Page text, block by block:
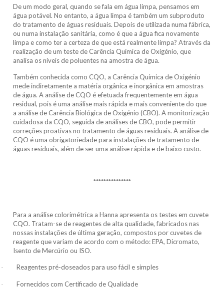
De um modo geral, quando se fala em água limpa, pensamos em
água potável. No entanto, a água limpa é também um subproduto
do tratamento de águas residuais. Depois de utilizada numa fábrica,
ou numa instalação sanitária, como é que a água fica novamente
limpa e como ter a certeza de que está realmente limpa? Através da
realização de um teste de Carência Química de Oxigénio, que
analisa os níveis de poluentes na amostra de água.
Também conhecida como CQO, a Carência Química de Oxigénio
mede indiretamente a matéria orgânica e inorgânica em amostras
de água. A análise de CQO é efetuada frequentemente em água
residual, pois é uma análise mais rápida e mais conveniente do que
a análise de Carência Biológica de Oxigénio (CBO). A monitorização
cuidadosa da CQO, seguida de análises de CBO, pode permitir
correções proativas no tratamento de águas residuais. A análise de
CQO é uma obrigatoriedade para instalações de tratamento de
águas residuais, além de ser uma análise rápida e de baixo custo.
***************
Para a análise colorimétrica a Hanna apresenta os testes em cuvete
CQO. Tratam-se de reagentes de alta qualidade, fabricados nas
nossas instalações de última geração, compostos por cuvetes de
reagente que variam de acordo com o método: EPA, Dicromato,
Isento de Mercúrio ou ISO.
· Reagentes pré-doseados ​​para uso fácil e simples
· Fornecidos com Certificado de Qualidade